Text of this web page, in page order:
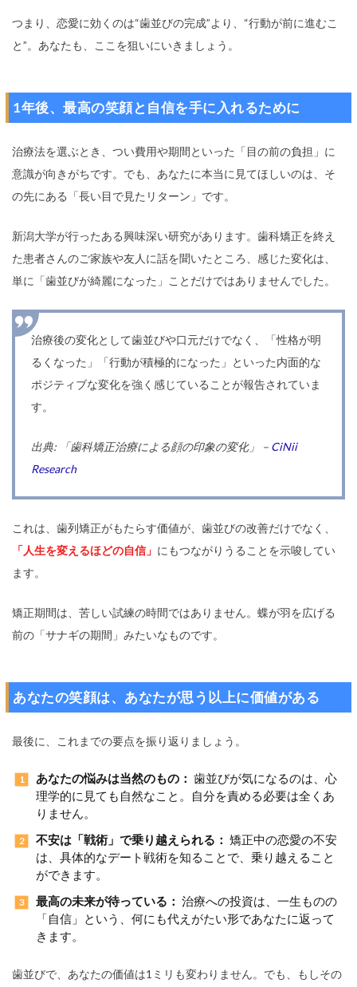
つまり、恋愛に効くのは“歯並びの完成”より、“行動が前に進むこ
と”。あなたも、ここを狙いにいきましょう。
1年後、最高の笑顔と自信を手に入れるために
治療法を選ぶとき、つい費用や期間といった「目の前の負担」に
意識が向きがちです。でも、あなたに本当に見てほしいのは、そ
の先にある「長い目で見たリターン」です。
新潟大学が行ったある興味深い研究があります。歯科矯正を終え
た患者さんのご家族や友人に話を聞いたところ、感じた変化は、
単に「歯並びが綺麗になった」ことだけではありませんでした。
治療後の変化として歯並びや口元だけでなく、「性格が明
るくなった」「行動が積極的になった」といった内面的な
ポジティブな変化を強く感じていることが報告されていま
す。
出典: 「歯科矯正治療による顔の印象の変化」 – CiNii
Research
これは、歯列矯正がもたらす価値が、歯並びの改善だけでなく、
「人生を変えるほどの自信」 にもつながりうることを示唆してい
ます。
矯正期間は、苦しい試練の時間ではありません。蝶が羽を広げる
前の「サナギの期間」みたいなものです。
あなたの笑顔は、あなたが思う以上に価値がある
最後に、これまでの要点を振り返りましょう。
あなたの悩みは当然のもの： 歯並びが気になるのは、心
理学的に見ても自然なこと。自分を責める必要は全くあ
りません。
不安は「戦術」で乗り越えられる： 矯正中の恋愛の不安
は、具体的なデート戦術を知ることで、乗り越えること
ができます。
最高の未来が待っている： 治療への投資は、一生ものの
「自信」という、何にも代えがたい形であなたに返って
きます。
歯並びで、あなたの価値は1ミリも変わりません。でも、もしその